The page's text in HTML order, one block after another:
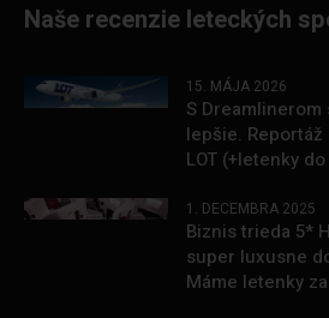
Naše recenzie leteckých
15. MÁJA 2026
S
lepšie.
LOT (+letenky
1. DECEMBRA 2025
Biznis trieda 5*
super luxusne
Máme letenky